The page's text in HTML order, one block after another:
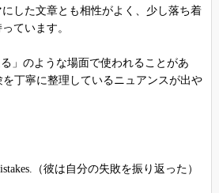
した文章とも相性がよく、少し落ち着
ています。
」のような場面で使われることがあ
を丁寧に整理しているニュアンスが出や
（彼は自分の失敗を振り返った）